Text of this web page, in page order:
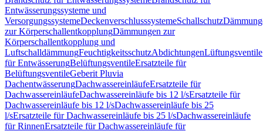
Entwässerungssysteme und
VersorgungssystemeDeckenverschlusssystemeSchallschutz
zur KörperschallentkopplungDämmungen zur
Körperschallentkopplung und
LuftschalldämmungFeuchtigkeitsschutzAbdichtungenLüftungsventile
für EntwässerungBelüftungsventileErsatzteile für
BelüftungsventileGeberit Pluvia
DachentwässerungDachwassereinläufeErsatzteile für
DachwassereinläufeDachwassereinläufe bis 12 l/sErsatzteile für
Dachwassereinläufe bis 12 l/sDachwassereinläufe bis 25
l/sErsatzteile für Dachwassereinläufe bis 25 l/sDachwassereinläufe
für RinnenErsatzteile für Dachwassereinläufe für